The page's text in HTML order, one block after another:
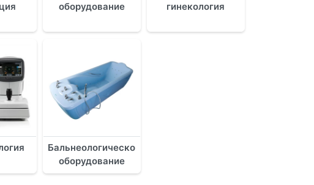
оборудование
гинекология
Бальнеологическое
оборудование